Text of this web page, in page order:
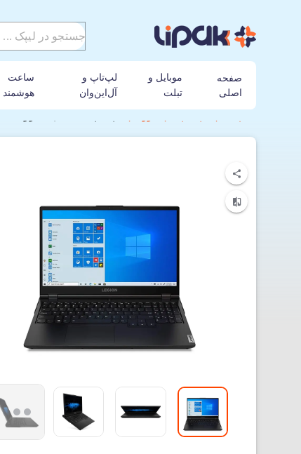
صفحه
اصلی
موبایل و
تبلت
لپ‌تاپ و
آل‌این‌وان
ساعت
هوشمند